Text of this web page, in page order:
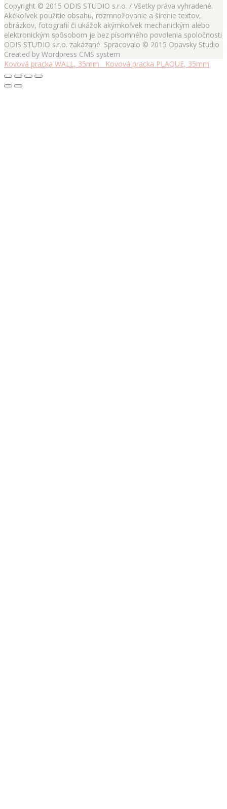
Copyright © 2015 ODIS STUDIO s.r.o. / Všetky práva vyhradené.
Akékoľvek použitie obsahu, rozmnožovanie a šírenie textov,
obrázkov, fotografií či ukážok akýmkoľvek mechanickým alebo
elektronickým spôsobom je bez písomného povolenia spoločnosti
ODIS STUDIO s.r.o. zakázané. Spracovalo © 2015 Opavsky Studio
Created by Wordpress CMS system
Kovová pracka WALL, 35mm
Kovová pracka PLAQUE, 35mm